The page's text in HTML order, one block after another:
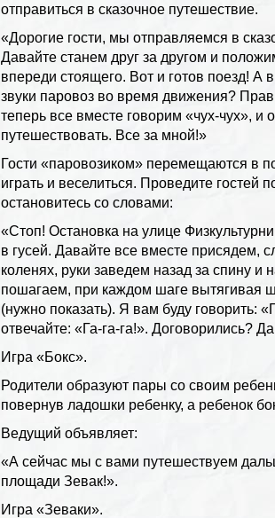
отправиться в сказочное путешествие.
«Дорогие гости, мы отправляемся в
Давайте станем друг за другом и
впереди стоящего. Вот и готов поезд! А
звуки паровоз во время движения?
теперь все вместе говорим «чух-чух», и
путешествовать. Все за мной!»
Гости «паровозиком» перемещаются в
играть и веселиться. Проведите гостей
остановитесь со словами:
«Стоп! Остановка на улице
в гусей. Давайте все вместе присядем,
коленях, руки заведем назад за спину и
пошагаем, при каждом шаге вытягивая
(нужно показать). Я вам буду говорить:
отвечайте: «Га-га-га!». Договорились?
Игра «Бокс».
Родители образуют пары со своим
повернув ладошки ребенку, а ребенок
Ведущий объявляет:
«А сейчас мы с вами путешествуем
площади Зевак!».
Игра «Зеваки».